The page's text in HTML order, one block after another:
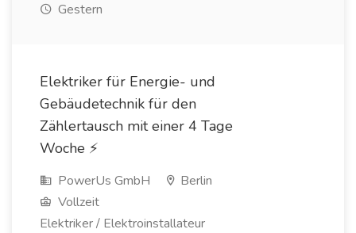
Gestern
Elektriker für Energie- und
Gebäudetechnik für den
Zählertausch mit einer 4 Tage
Woche ⚡️
PowerUs GmbH
Berlin
Vollzeit
Elektriker / Elektroinstallateur